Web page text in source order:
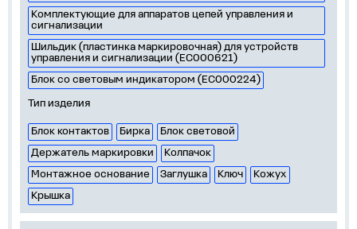
Комплектующие для аппаратов цепей управления и
сигнализации
Шильдик (пластинка маркировочная) для устройств
управления и сигнализации (EC000621)
Блок со световым индикатором (EC000224)
Тип изделия
Блок контактов Бирка
Блок световой
Держатель маркировки
Колпачок
Монтажное основание
Заглушка Ключ
Кожух
Крышка